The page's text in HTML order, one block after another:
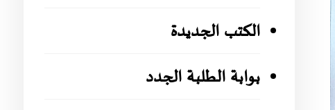
الكتب الجديدة
بوابة الطلبة الجدد